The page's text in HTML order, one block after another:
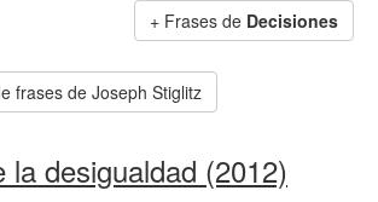
+ Frases de Decisiones
frases de Joseph Stiglitz
la desigualdad (2012)